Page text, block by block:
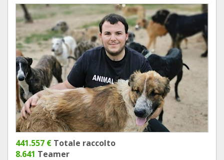
441.557 € Totale raccolto
8.641 Teamer